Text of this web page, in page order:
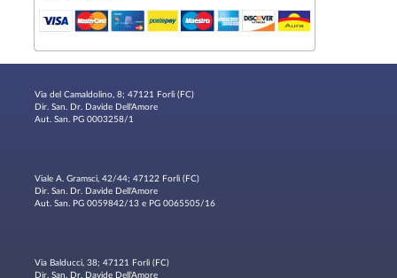
Via del Camaldolino, 8; 47121 Forlì (FC)
Dir. San. Dr. Davide Dell'Amore
Aut. San. PG 0003258/1
Viale A. Gramsci, 42/44; 47122 Forlì (FC)
Dir. San. Dr. Davide Dell'Amore
Aut. San. PG 0059842/13 e PG 0065505/16
Via Balducci, 38; 47121 Forlì (FC)
Dir. San. Dr. Davide Dell'Amore